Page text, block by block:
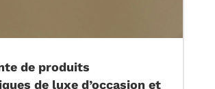
de produits
de luxe d’occasion et